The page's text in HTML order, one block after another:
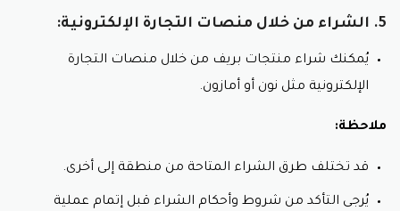
قد تختلف المنتجات المتوفرة في متجر بريف للمنظفات
من فرع لآخر.
يُرجى قراءة التعليمات الموجودة على ملصق المنتج قبل
مميزات استعمال كود خصم بريف:
أهمها:
5. الشراء من خلال منصات التجارة الإلكترونية:
يُمكنك شراء منتجات بريف من خلال منصات التجارة
الإلكترونية مثل نون أو أمازون.
ملاحظة:
قد تختلف طرق الشراء المتاحة من منطقة إلى أخرى.
يُرجى التأكد من شروط وأحكام الشراء قبل إتمام عملية